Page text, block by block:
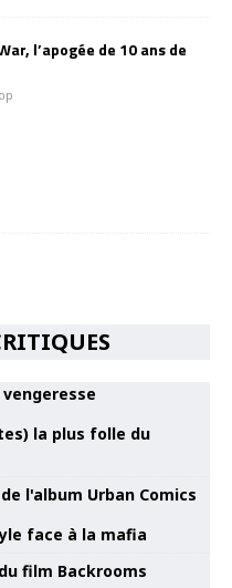
l’apogée de 10 ans de
la plus folle du
face à la mafia